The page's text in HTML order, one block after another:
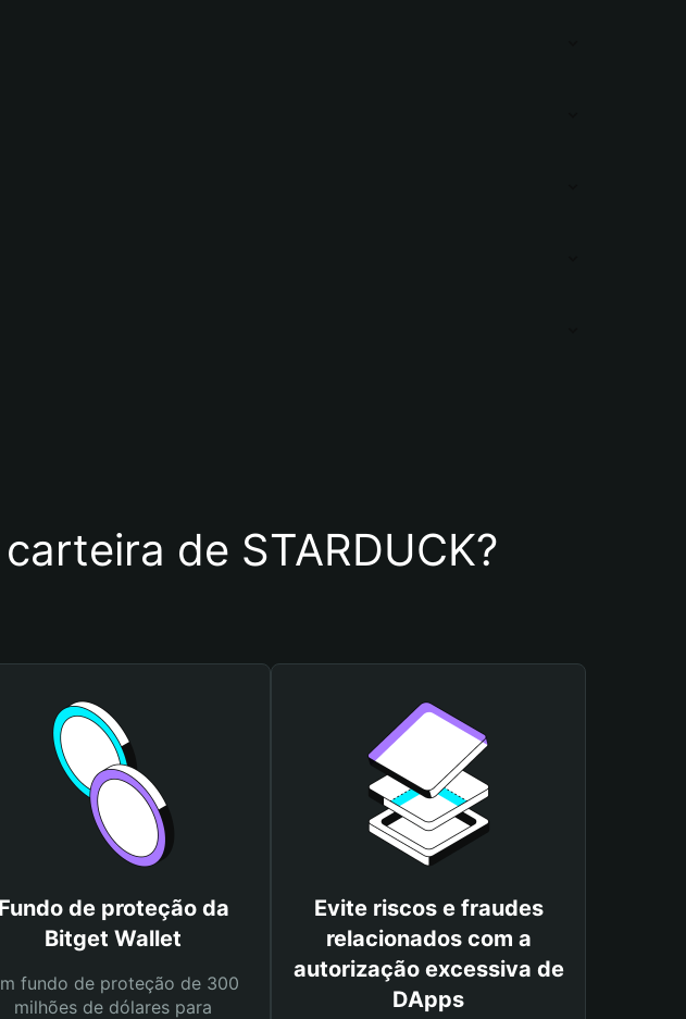
de STARDUCK?
Fundo de proteção da
Bitget Wallet
fundo de proteção de 300
milhões de dólares para
Evite riscos e fraudes
relacionados com a
autorização excessiva de
DApps